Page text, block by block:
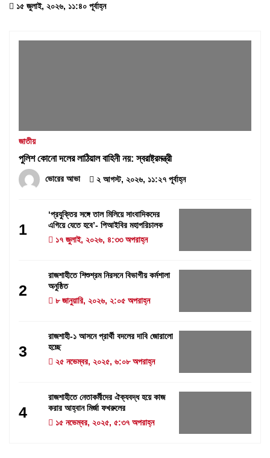
১৫ জুলাই, ২০২৬, ১১:৪০ পূর্বাহ্ন
জাতীয়
পুলিশ কোনো দলের লাঠিয়াল বাহিনী নয়: স্বরাষ্ট্রমন্ত্রী
ভোরের আভা ২ আগস্ট, ২০২৬, ১১:২৭ পূর্বাহ্ন
1
‘প্রযুক্তির সঙ্গে তাল মিলিয়ে সাংবাদিকদের
এগিয়ে যেতে হবে’- পিআইবির মহাপরিচালক
১৭ জুলাই, ২০২৬, ৪:৩৩ অপরাহ্ন
2
রাজশাহীতে শিশুশ্রম নিরসনে বিভাগীয় কর্মশালা
অনুষ্ঠিত
৮ জানুয়ারি, ২০২৬, ২:০৫ অপরাহ্ন
3
রাজশাহী-১ আসনে প্রার্থী বদলের দাবি জোরালো
হচ্ছে
২৫ নভেম্বর, ২০২৫, ৬:০৮ অপরাহ্ন
4
রাজশাহীতে নেতাকর্মীদের ঐক্যবদ্ধ হয়ে কাজ
করার আহ্বান মির্জা ফখরুলের
১৫ নভেম্বর, ২০২৫, ৫:৩৭ অপরাহ্ন